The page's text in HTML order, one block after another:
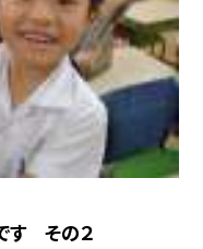
す その２